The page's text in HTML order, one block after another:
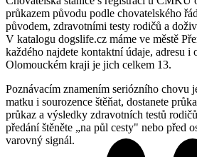
průkazem původu podle chovatelského
původem, zdravotními testy rodičů a
V katalogu dogslife.cz máme ve městě
každého najdete kontaktní údaje, adresu i
Olomouckém kraji je jich celkem 13.
Poznávacím znamením seriózního chovu
matku i sourozence štěňat, dostanete
průkaz a výsledky zdravotních testů
předání štěněte „na půl cesty" nebo před
varovný signál.